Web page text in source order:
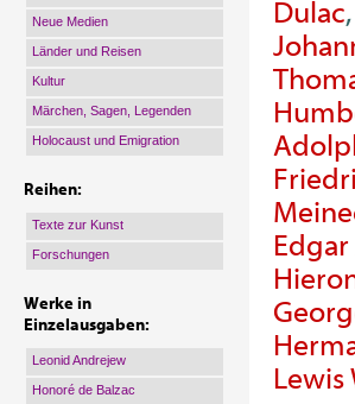
Neue Medien
Länder und Reisen
Kultur
Märchen, Sagen, Legenden
Holocaust und Emigration
Reihen:
Texte zur Kunst
Forschungen
Werke in
Einzelausgaben:
Leonid Andrejew
Honoré de Balzac
Dulac,
Lewis